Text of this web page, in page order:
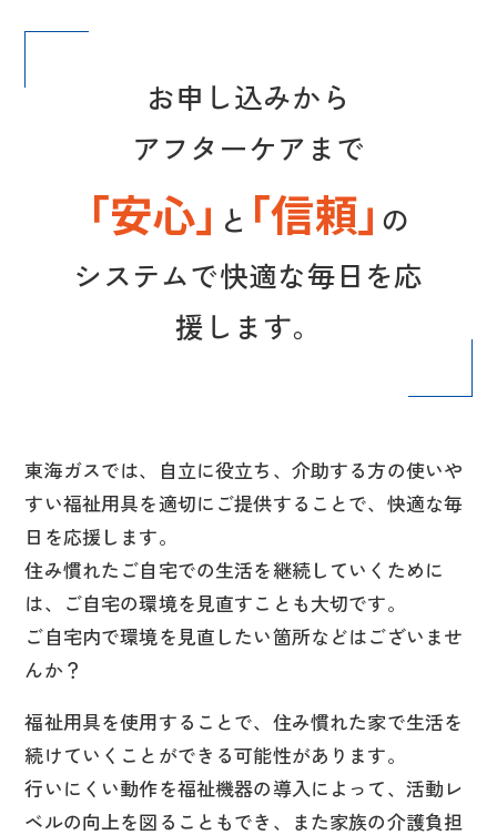
お申し込みから
アフターケアまで
「安心」 と 「信頼」 の
システムで快適な毎日を応
援します。
東海ガスでは、自立に役立ち、介助する方の使いや
すい福祉用具を適切にご提供することで、快適な毎
日を応援します。
住み慣れたご自宅での生活を継続していくために
は、ご自宅の環境を見直すことも大切です。
ご自宅内で環境を見直したい箇所などはございませ
んか？
福祉用具を使用することで、住み慣れた家で生活を
続けていくことができる可能性があります。
行いにくい動作を福祉機器の導入によって、活動レ
ベルの向上を図ることもでき、また家族の介護負担